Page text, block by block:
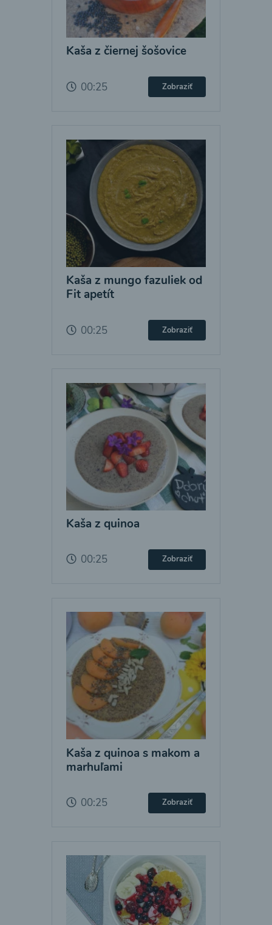
Kaša z čiernej šošovice
00:25 Zobraziť
Kaša z mungo fazuliek od
Fit apetít
00:25 Zobraziť
Kaša z quinoa
00:25 Zobraziť
Kaša z quinoa s makom a
marhuľami
00:25 Zobraziť